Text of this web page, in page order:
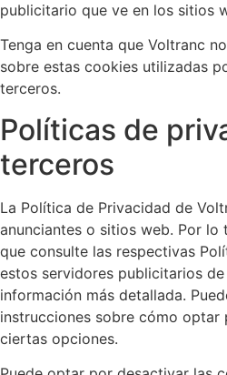
publicitario que ve en los sitios
Tenga en cuenta que Voltranc
sobre estas cookies utilizadas
terceros.
Políticas de
terceros
La Política de Privacidad de
anunciantes o sitios web. Por lo
que consulte las respectivas
estos servidores publicitarios
información más detallada.
instrucciones sobre cómo
ciertas opciones.